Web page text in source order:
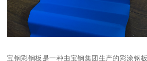
宝钢彩钢板是一种由宝钢集团生产的彩涂钢